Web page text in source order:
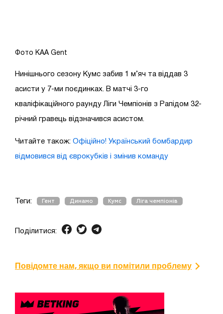
Фото KAA Gent
Нинішнього сезону Кумс забив 1 м’яч та віддав 3
асисти у 7-ми поєдинках. В матчі 3-го
кваліфікаційного раунду Ліги Чемпіонів з Рапідом 32-
річний гравець відзначився асистом.
Читайте також: Офіційно! Український бомбардир
відмовився від єврокубків і змінив команду
Теги: Гент Динамо Кумс Ліга чемпіонів
Поділитися:
Повідомте нам, якщо ви помітили проблему